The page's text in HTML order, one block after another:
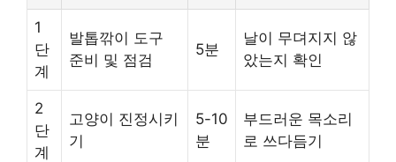
1
단
계
발톱깎이 도구
준비 및 점검
5분
날이 무뎌지지 않
았는지 확인
2
단
계
고양이 진정시키
기
5-10
분
부드러운 목소리
로 쓰다듬기